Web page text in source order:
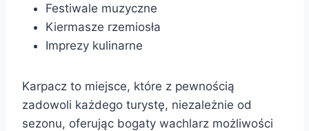
Festiwale muzyczne
Kiermasze rzemiosła
Imprezy kulinarne
Karpacz to miejsce, które z pewnością
zadowoli każdego turystę, niezależnie od
sezonu, oferując bogaty wachlarz możliwości